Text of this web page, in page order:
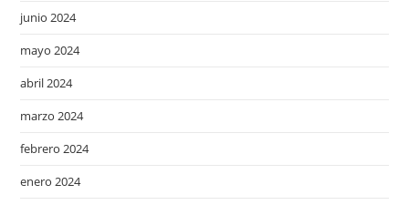
junio 2024
mayo 2024
abril 2024
marzo 2024
febrero 2024
enero 2024